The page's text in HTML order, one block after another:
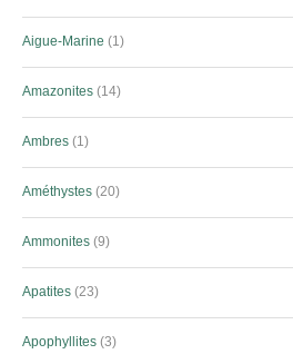
Aigue-Marine 1
Amazonites 14
Ambres 1
Améthystes 20
Ammonites 9
Apatites 23
Apophyllites 3